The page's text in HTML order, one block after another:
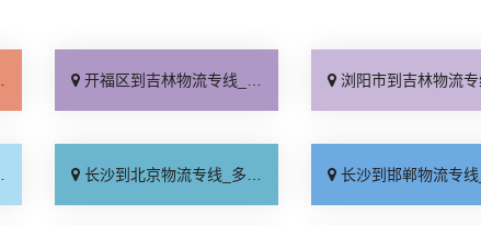
开福区到吉林物流专线_上门提货「快运直达」 浏阳市到吉林物流专线_定点发车「要多
长沙到北京物流专线_多少一吨「运价行情」 长沙到邯郸物流专线_价格实惠「全